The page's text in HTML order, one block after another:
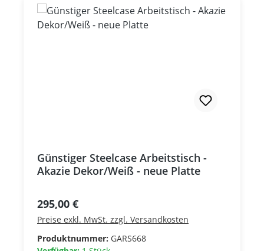
Günstiger Steelcase Arbeitstisch -
Akazie Dekor/Weiß - neue Platte
Regulärer Preis:
295,00 €
Preise exkl. MwSt. zzgl. Versandkosten
Produktnummer: GARS668